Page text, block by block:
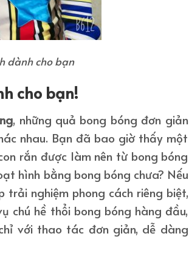
dành cho bạn
cho bạn!
, những quả bong bóng đơn giản
nhau. Bạn đã bao giờ thấy một
rắn được làm nên từ bong bóng
hình bằng bong bóng chưa? Nếu
nghiệm phong cách riêng biệt,
chú hề thổi bong bóng hàng đầu,
với thao tác đơn giản, dễ dàng